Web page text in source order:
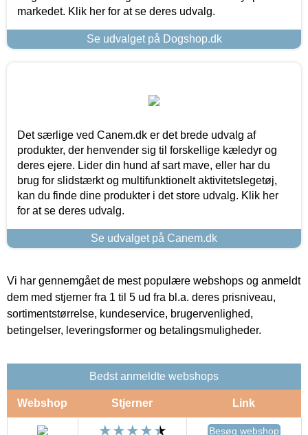
markedet. Klik her for at se deres udvalg.
Se udvalget på Dogshop.dk
Det særlige ved Canem.dk er det brede udvalg af
produkter, der henvender sig til forskellige kæledyr og
deres ejere. Lider din hund af sart mave, eller har du
brug for slidstærkt og multifunktionelt aktivitetslegetøj,
kan du finde dine produkter i det store udvalg. Klik her
for at se deres udvalg.
Se udvalget på Canem.dk
Vi har gennemgået de mest populære webshops og anmeldt
dem med stjerner fra 1 til 5 ud fra bl.a. deres prisniveau,
sortimentstørrelse, kundeservice, brugervenlighed,
betingelser, leveringsformer og betalingsmuligheder.
Bedst anmeldte webshops
Webshop Stjerner Link
Besøg webshop